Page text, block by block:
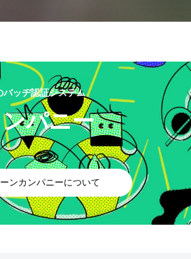
ッヂ認証システム
パニー
ンカンパニーについて